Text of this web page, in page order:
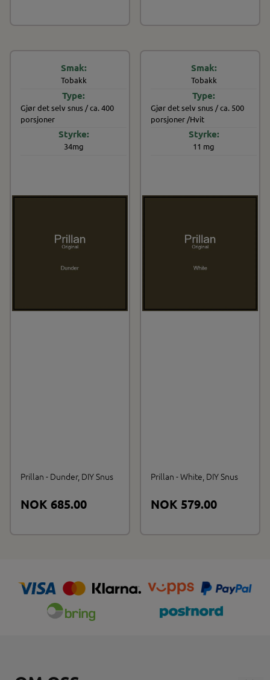
Prillan - Dunder, DIY Snus
NOK 685.00
Tobakk
Gjør det selv snus / ca. 400
porsjoner
34mg
Prillan - White, DIY Snus
NOK 579.00
Tobakk
Gjør det selv snus / ca. 500
porsjoner /Hvit
11 mg